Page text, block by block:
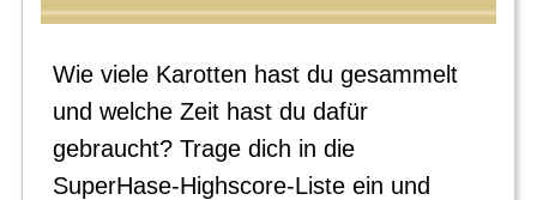
Wie viele Karotten hast du gesammelt
und welche Zeit hast du dafür
gebraucht? Trage dich in die
SuperHase-Highscore-Liste ein und